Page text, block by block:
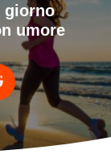
giorno
umore